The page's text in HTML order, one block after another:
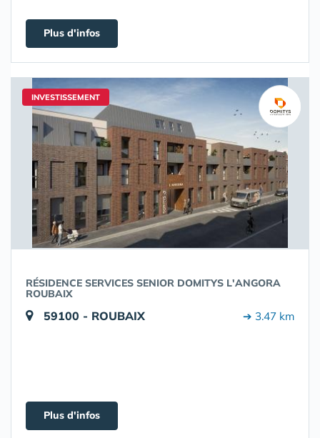
Plus d'infos
INVESTISSEMENT
RÉSIDENCE SERVICES SENIOR DOMITYS L'ANGORA
ROUBAIX
59100 - ROUBAIX ➔ 3.47 km
Plus d'infos